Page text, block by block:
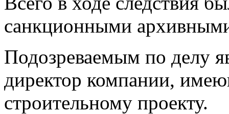
санкционными
Подозреваемым по делу
директор компании,
строительному проекту.